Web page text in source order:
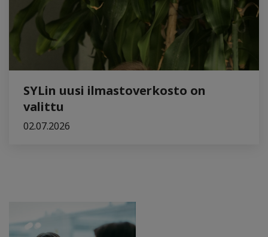
SYLin uusi ilmastoverkosto on
valittu
02.07.2026